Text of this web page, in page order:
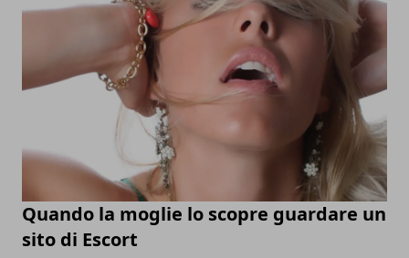
Quando la moglie lo scopre guardare un
sito di Escort